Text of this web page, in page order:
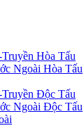
Hòa Tấu
Ngoài Hòa Tấu
Độc Tấu
Ngoài Độc Tấu